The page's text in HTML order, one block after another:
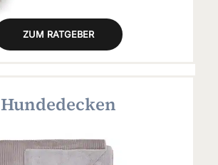
ZUM RATGEBER
Hundedecken